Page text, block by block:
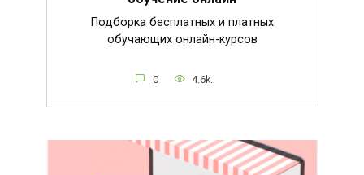
Подборка бесплатных и платных
обучающих онлайн-курсов
0 4.6k.